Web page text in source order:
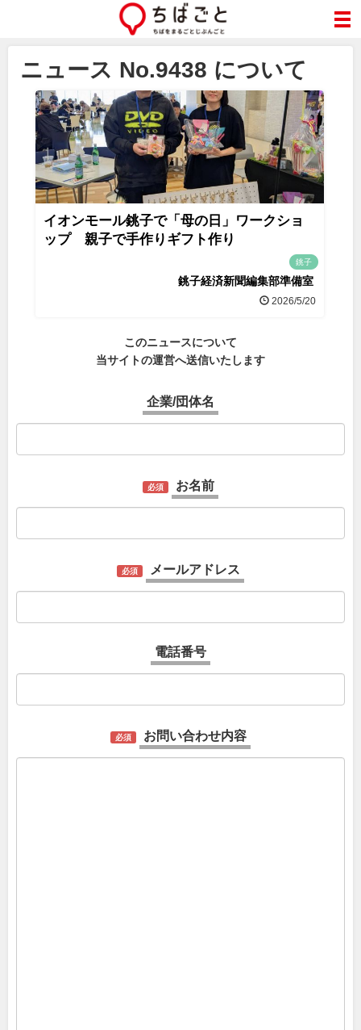
ニュース No.9438 について
イオンモール銚子で「母の日」ワークショ
ップ 親子で手作りギフト作り
銚子
銚子経済新聞編集部準備室
2026/5/20
このニュースについて
当サイトの運営へ送信いたします
企業/団体名
必須 お名前
必須 メールアドレス
電話番号
必須 お問い合わせ内容